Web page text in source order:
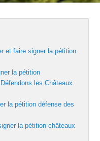
et faire signer la pétition
la pétition
les Châteaux
la pétition défense des
la pétition châteaux